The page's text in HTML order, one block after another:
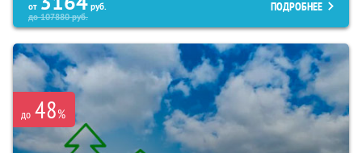
от
руб.
до107880руб.
ПОДРОБНЕЕ
до 48%